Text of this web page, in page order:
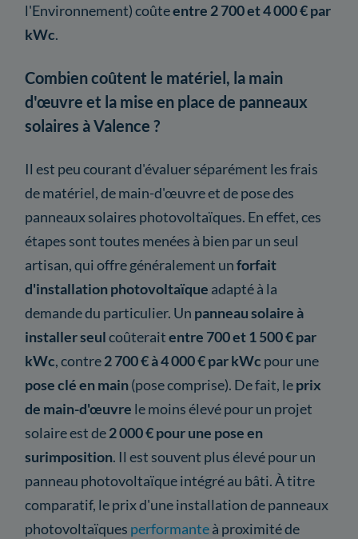
l'Environnement) coûteentre 2 700 et 4 000 € par
kWc.
Combien coûtent le matériel, la main
d'œuvre et la mise en place de panneaux
solaires à Valence ?
Il est peu courant d'évaluer séparément les frais
de matériel, de main-d'œuvre et de pose des
panneaux solaires photovoltaïques. En effet, ces
étapes sont toutes menées à bien par un seul
artisan, qui offre généralement unforfait
d'installation photovoltaïque adapté à la
demande du particulier. Un panneau solaire à
installer seulcoûteraitentre 700 et 1 500 € par
kWc, contre2 700 € à 4 000 € par kWc pour une
pose clé en main(pose comprise). De fait, leprix
de main-d'œuvre le moins élevé pour un projet
solaire est de2 000 € pour une pose en
surimposition. Il est souvent plus élevé pour un
panneau photovoltaïque intégré au bâti. À titre
comparatif, le prix d'une installation de panneaux
photovoltaïques performanteà proximité de